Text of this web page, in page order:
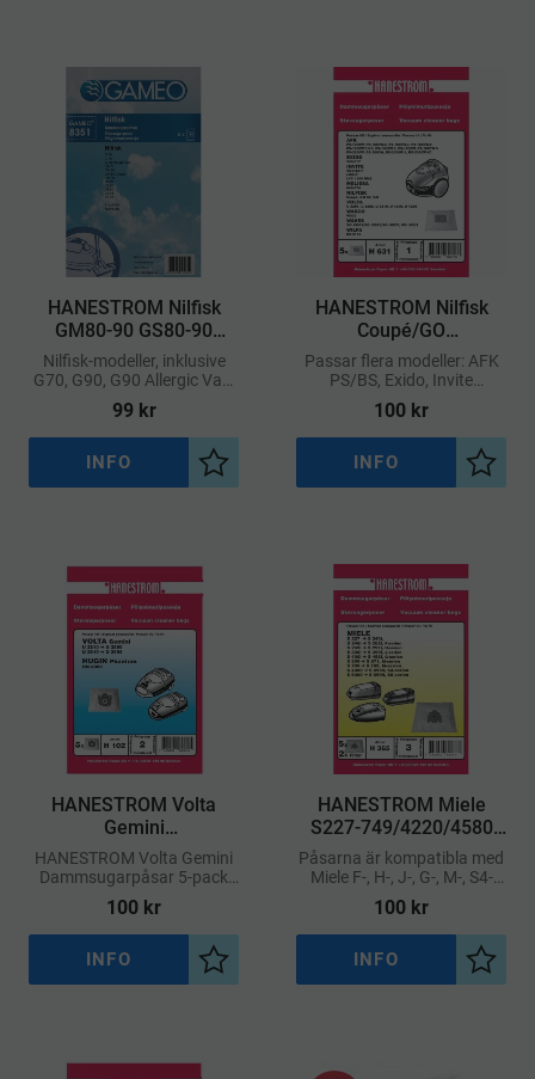
​HANESTROM Nilfisk
GM80-90 GS80-90
Dammsugarpåsar 5-
pack
Nilfisk-modeller, inklusive
G70, G90, G90 Allergic Vac,
GA70, GM80, GM80 Classic,
GM90, GP80, GP90, GS80,
GS84 och GS90
99kr
Lägg till i önskelista
INFO
​HANESTROM Nilfisk
Coupé/GO
Dammsugarpåsar 5-
pack
Passar flera modeller: AFK
PS/BS, Exido, Invite
VC/Logic/LVC 1600 BME,
Melissa 640-074, Nilfisk
Coupé/GM60/GO, Volta
U3201/U3202/U3210/U421
100 kr
Lägg
INFO
​HANESTROM Volta
Gemini
Dammsugarpåsar 5-
pack
HANESTROM Volta Gemini
Dammsugarpåsar 5-pack
Högpresterande
dammsugarpåsar –
Speciellt för Volta Gemini
100 kr
Lägg till i önskelista
INFO
​HANESTROM Miele
S227-749/4220/4580
Dammsugarpåsar 5-
pack
Påsarna är kompatibla med
Miele F-, H-, J-, G-, M-, S4-
och S6-serierna och gör byte
enkelt och hygieniskt
100 kr
Lägg
INFO